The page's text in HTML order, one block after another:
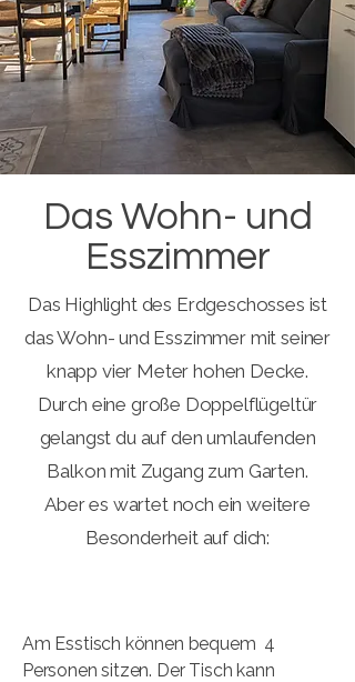
Das Wohn- und
Esszimmer
Das Highlight des Erdgeschosses ist
das Wohn- und Esszimmer mit seiner
knapp vier Meter hohen Decke.
Durch eine große Doppelflügeltür
gelangst du auf den umlaufenden
Balkon mit Zugang zum Garten.
Aber es wartet noch ein weitere
Besonderheit auf dich:
Am Esstisch können bequem 4
Personen sitzen. Der Tisch kann